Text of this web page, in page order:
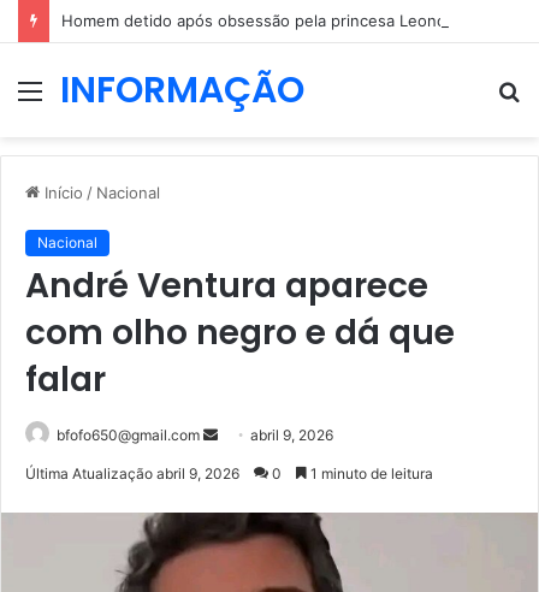
MenuINFORMAÇÃO
Início / Nacional
Nacional
André Ventura aparece
com olho negro e dá que
falar
bfofo650@gmail.com
Mandeabril 9, 2026
Última Atualização abril 9, 2026 0 1 minuto de leitura